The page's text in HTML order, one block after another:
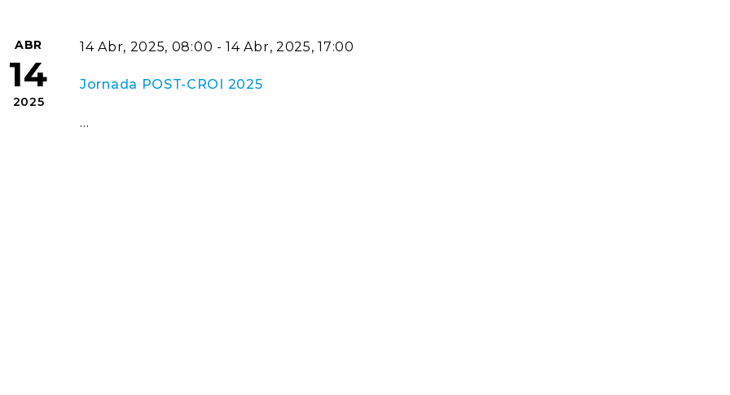
ABR
14
2025
14 Abr, 2025, 08:00 - 14 Abr, 2025, 17:00
Jornada POST-CROI 2025
…